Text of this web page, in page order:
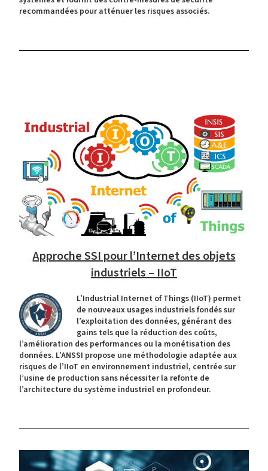
recommandées pour atténuer les risques associés.
Approche SSI pour l’Internet des objets
industriels – IIoT
L’Industrial Internet of Things (IIoT) permet
de nouveaux usages industriels fondés sur
l’exploitation des données, générant des
gains tels que la réduction des coûts,
l’amélioration des performances ou la monétisation des
données. L’ANSSI propose une méthodologie adaptée aux
risques de l’IIoT en environnement industriel, centrée sur
l’usine de production sans nécessiter la refonte de
l’architecture du système industriel en profondeur.